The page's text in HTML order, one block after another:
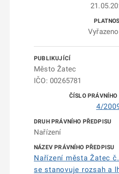
Vyřazeno
Město Žatec
IČO: 00265781
4/
Nařízení
Nařízení města Žatec
se stanovuje rozsah a